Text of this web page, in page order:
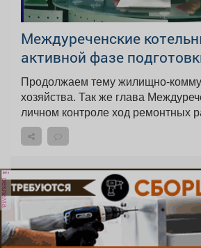
Междуреченские
активной фазе
Продолжаем тему жилищно-
хозяйства. Так же глава
личном контроле ход ремонтных
реклама